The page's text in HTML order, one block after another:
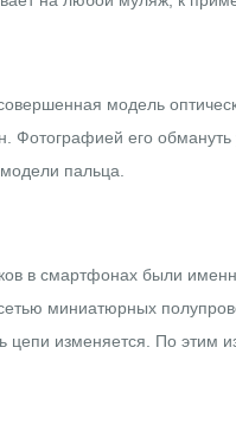
модель
Фотографией его
пальца.
в смартфонах были
сетью миниатюрных
цепи изменяется. По